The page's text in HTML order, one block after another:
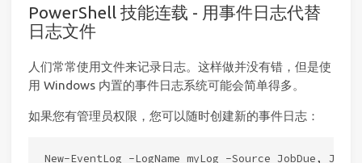
PowerShell 技能连载 - 用事件日志代替
日志文件
人们常常使用文件来记录日志。这样做并没有错，但是使
用 Windows 内置的事件日志系统可能会简单得多。
如果您有管理员权限，您可以随时创建新的事件日志：